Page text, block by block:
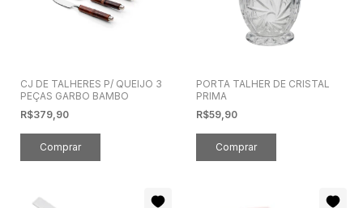
CJ DE TALHERES P/ QUEIJO 3
PEÇAS GARBO BAMBO
R$379,90
PORTA TALHER DE CRISTAL
PRIMA
R$59,90